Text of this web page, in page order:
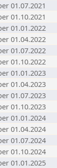
01.07.2021
01.10.2021
01.01.2022
01.04.2022
01.07.2022
01.10.2022
01.01.2023
01.04.2023
01.07.2023
01.10.2023
01.01.2024
01.04.2024
01.07.2024
01.10.2024
01.01.2025